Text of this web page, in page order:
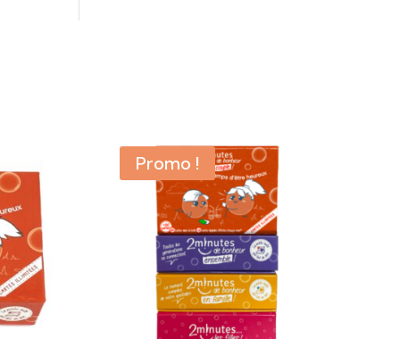
Promo !